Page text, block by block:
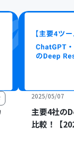
2025/05/07
主要4社の
比較！【